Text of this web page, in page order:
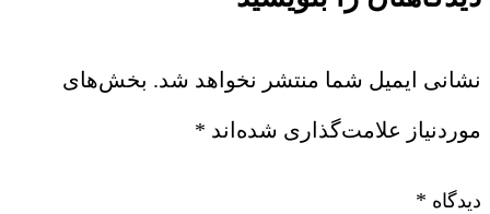
نشانی ایمیل شما منتشر نخواهد شد. بخش‌های
موردنیاز علامت‌گذاری شده‌اند *
دیدگاه *